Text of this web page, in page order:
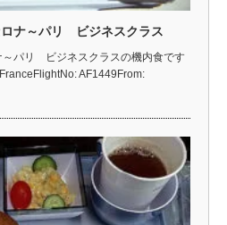
ナ～パリ ビジネスクラス
パリ ビジネスクラスの機内食です
AF1449From: